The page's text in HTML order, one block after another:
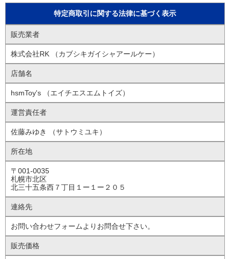
特定商取引に関する法律に基づく表示
販売業者
株式会社RK （カブシキガイシャアールケー）
店舗名
hsmToy's （エイチエスエムトイズ）
運営責任者
佐藤みゆき （サトウミユキ）
所在地
〒001-0035
札幌市北区
北三十五条西７丁目１ー１ー２０５
連絡先
お問い合わせフォームよりお問合せ下さい。
販売価格